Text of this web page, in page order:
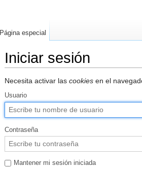
Iniciar sesión
Necesita activar las cookies en el
Usuario
Contraseña
Mantener mi sesión iniciada
Página especial